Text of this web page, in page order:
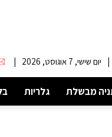
| יום שישי, 7 אוגוסט, 2026 |
מבשלת גלריות